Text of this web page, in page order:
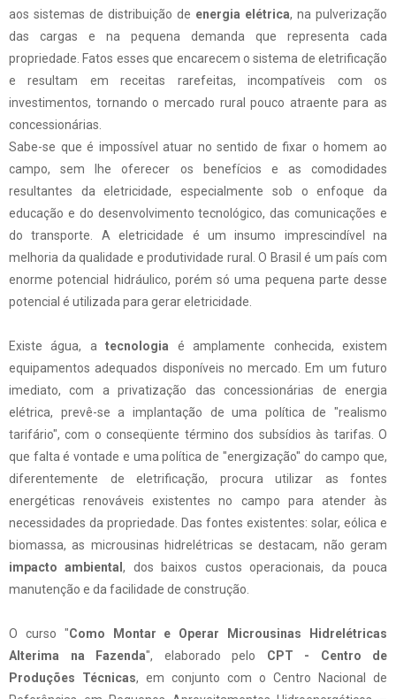
aos sistemas de distribuição de energia elétrica, na pulverização
das cargas e na pequena demanda que representa cada
propriedade. Fatos esses que encarecem o sistema de eletrificação
e resultam em receitas rarefeitas, incompatíveis com os
investimentos, tornando o mercado rural pouco atraente para as
concessionárias.
Sabe-se que é impossível atuar no sentido de fixar o homem ao
campo, sem lhe oferecer os benefícios e as comodidades
resultantes da eletricidade, especialmente sob o enfoque da
educação e do desenvolvimento tecnológico, das comunicações e
do transporte. A eletricidade é um insumo imprescindível na
melhoria da qualidade e produtividade rural. O Brasil é um país com
enorme potencial hidráulico, porém só uma pequena parte desse
potencial é utilizada para gerar eletricidade.
Existe água, atecnologia é amplamente conhecida, existem
equipamentos adequados disponíveis no mercado. Em um futuro
imediato, com a privatização das concessionárias de energia
elétrica, prevê-se a implantação de uma política de "realismo
tarifário", com oconseqüente término dos subsídios às tarifas. O
que falta é vontade e uma política de "energização" do campo que,
diferentemente de eletrificação, procura utilizar as fontes
energéticas renováveis existentes no campo para atender às
necessidades da propriedade. Das fontes existentes: solar, eólica e
biomassa, as microusinas hidrelétricas se destacam, não geram
impacto ambiental, dos baixos custos operacionais, da pouca
manutenção e da facilidade de construção.
O curso "Como Montar e Operar Microusinas Hidrelétricas
Alterima na Fazenda", elaborado pelo CPT - Centro de
Produções Técnicas, em conjunto com o Centro Nacional de